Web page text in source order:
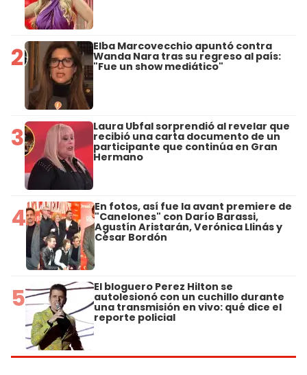
2 Elba Marcovecchio apuntó contra
Wanda Nara tras su regreso al país:
"Fue un show mediático"
3 Laura Ubfal sorprendió al revelar que
recibió una carta documento de un
participante que continúa en Gran
Hermano
4 En fotos, así fue la avant premiere de
"Canelones" con Darío Barassi,
Agustín Aristarán, Verónica Llinás y
César Bordón
5 El bloguero Perez Hilton se
autolesionó con un cuchillo durante
una transmisión en vivo: qué dice el
reporte policial